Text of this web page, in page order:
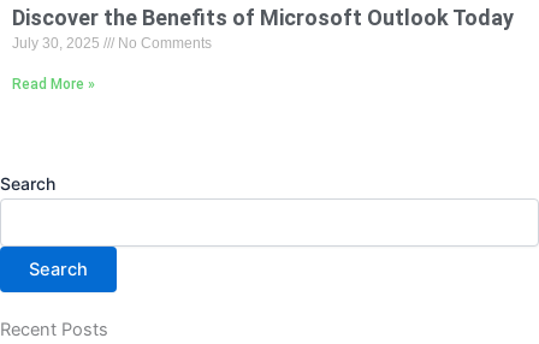
Discover the Benefits of Microsoft Outlook Today
July 30, 2025 No Comments
Read More »
Search
Search
Recent Posts